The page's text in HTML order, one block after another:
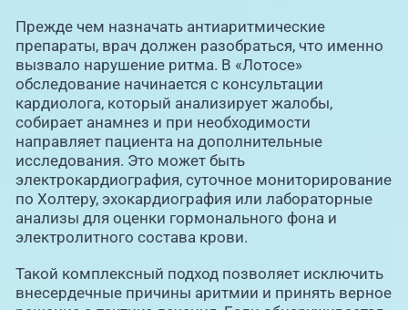
Прежде чем назначать антиаритмические
препараты, врач должен разобраться, что именно
вызвало нарушение ритма. В «Лотосе»
обследование начинается с консультации
кардиолога, который анализирует жалобы,
собирает анамнез и при необходимости
направляет пациента на дополнительные
исследования. Это может быть
электрокардиография, суточное мониторирование
по Холтеру, эхокардиография или лабораторные
анализы для оценки гормонального фона и
электролитного состава крови.
Такой комплексный подход позволяет исключить
внесердечные причины аритмии и принять верное